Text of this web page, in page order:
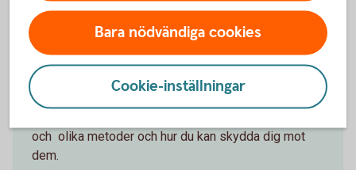
Skydda dig mot bedrägerier
Vilka är varningssignalerna för bedrägeri? Hur kan du
skydda dig och vad gör du om du blivit utsatt? Vi har
och olika metoder och hur du kan skydda dig mot
dem.
Bara nödvändiga cookies
Cookie-inställningar